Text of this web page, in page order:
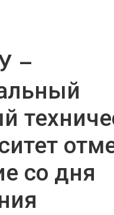
–
со дня